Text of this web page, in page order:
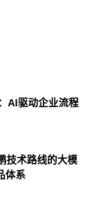
AI驱动企业流程
技术路线的大模
体系